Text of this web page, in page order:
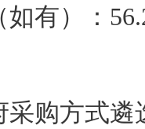
有）：
采购方式